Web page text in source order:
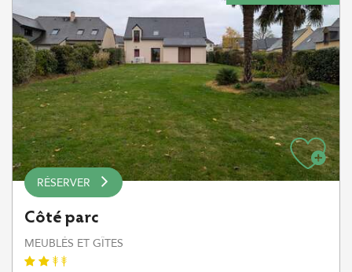
RÉSERVER
Côté parc
MEUBLÉS ET GÎTES